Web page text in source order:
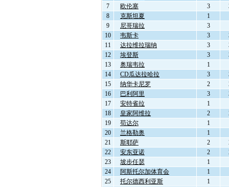
7
欧伦塞 3
8
克斯坦夏 1
9
尼哥瑞拉 3
10
韦斯卡 3
11
达拉维拉瑞纳 3
12
埃登斯 3
13
奥瑞韦拉 1
14
CD瓜达拉哈拉 3
15
纳华卡尼罗 2
16
巴利阿里 3
17
安特雀拉 1
18
皇家阿维拉 2
19
苟达尔 1
20
兰格勒奥 1
21
斯耶萨 2
22
安东亚诺 2
23
坡步任瑟 1
24
阿斯托尔加体育会 1
25
托尔德西利亚斯 1